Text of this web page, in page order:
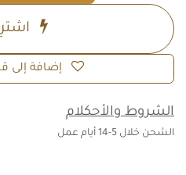
إضافة إلى
الشروط والأحكلام
الشحن خلال 5-14 أيام عمل